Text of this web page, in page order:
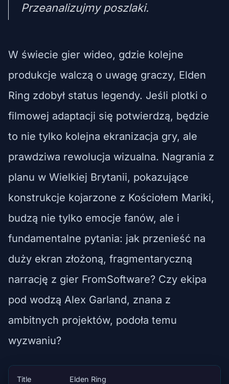
Przeanalizujmy poszlaki.
W świecie gier wideo, gdzie kolejne
produkcje walczą o uwagę graczy, Elden
Ring zdobył status legendy. Jeśli plotki o
filmowej adaptacji się potwierdzą, będzie
to nie tylko kolejna ekranizacja gry, ale
prawdziwa rewolucja wizualna. Nagrania z
planu w Wielkiej Brytanii, pokazujące
konstrukcje kojarzone z Kościołem Mariki,
budzą nie tylko emocje fanów, ale i
fundamentalne pytania: jak przenieść na
duży ekran złożoną, fragmentaryczną
narrację z gier FromSoftware? Czy ekipa
pod wodzą Alex Garland, znana z
ambitnych projektów, podoła temu
wyzwaniu?
Title Elden Ring